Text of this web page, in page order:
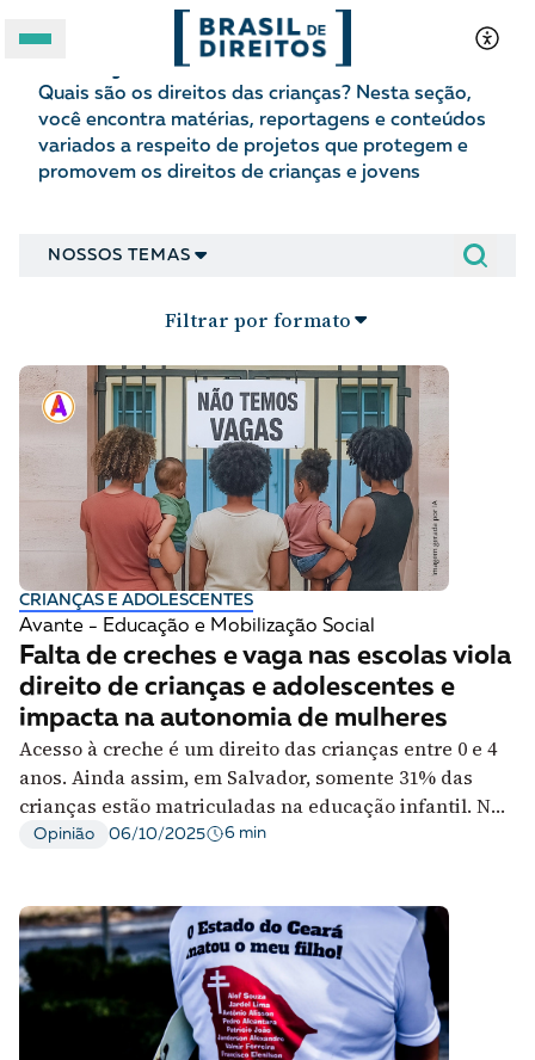
A BRASIL DE DIREITOS
ASSUNTOS
Apoie a Brasil de Direitos
A [BD] conta as histórias de quem defende
direitos humanos no Brasil. Para continuar,
esse trabalho precisa da sua doação!
VEJA COMO APOIAR!
Crianças e adolescentes
Quais são os direitos das crianças? Nesta seção,
você encontra matérias, reportagens e conteúdos
variados a respeito de projetos que protegem e
promovem os direitos de crianças e jovens
NOSSOS TEMAS
Filtrar por formato
CRIANÇAS E ADOLESCENTES
Avante - Educação e Mobilização Social
Falta de creches e vaga nas escolas viola
direito de crianças e adolescentes e
impacta na autonomia de mulheres
Acesso à creche é um direito das crianças entre 0 e 4
anos. Ainda assim, em Salvador, somente 31% das
crianças estão matriculadas na educação infantil. No
Brasil, a parcela é de 40%, abaixo da meta
Opinião 06/10/2025 6 min